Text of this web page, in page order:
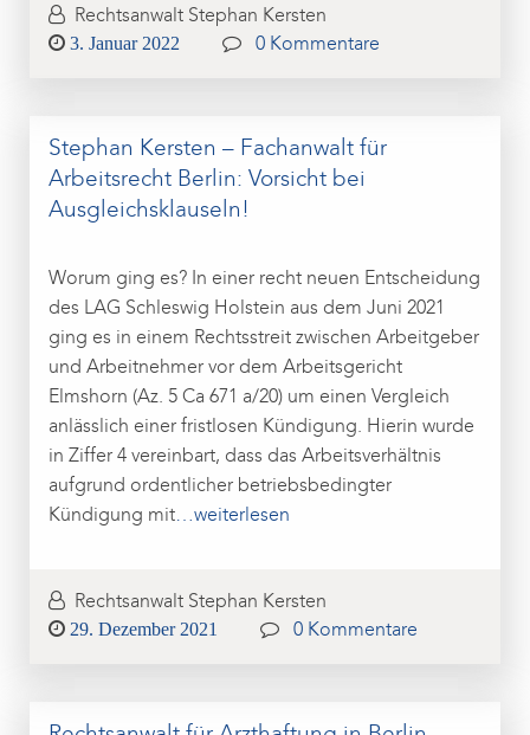
Rechtsanwalt Stephan Kersten
Posted
3. Januar 2022 0 Kommentare
Stephan Kersten – Fachanwalt für
Arbeitsrecht Berlin: Vorsicht bei
Ausgleichsklauseln!
Worum ging es? In einer recht neuen Entscheidung
des LAG Schleswig Holstein aus dem Juni 2021
ging es in einem Rechtsstreit zwischen Arbeitgeber
und Arbeitnehmer vor dem Arbeitsgericht
Elmshorn (Az. 5 Ca 671 a/20) um einen Vergleich
anlässlich einer fristlosen Kündigung. Hierin wurde
in Ziffer 4 vereinbart, dass das Arbeitsverhältnis
aufgrund ordentlicher betriebsbedingter
Kündigung mit…weiterlesen
Rechtsanwalt Stephan Kersten
Posted
29. Dezember 2021 0 Kommentare